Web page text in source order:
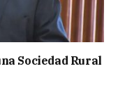
Sociedad Rural